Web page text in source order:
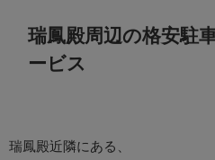
瑞鳳殿周辺の格安駐
ービス
瑞鳳殿近隣にある、